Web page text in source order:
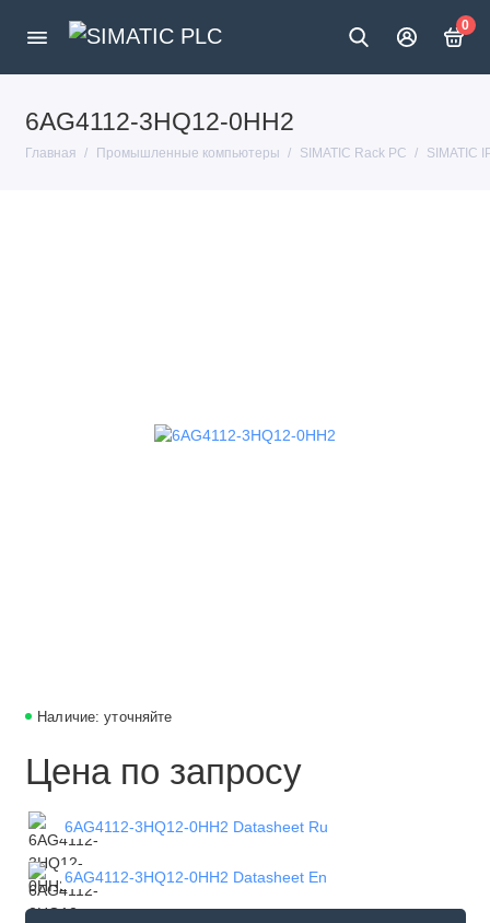
0
6AG4112-3HQ12-0HH2
Главная Промышленные компьютеры SIMATIC Rack PC SIMATIC
Наличие: уточняйте
Цена по запросу
6AG4112-3HQ12-0HH2 Datasheet Ru
6AG4112-3HQ12-0HH2 Datasheet En